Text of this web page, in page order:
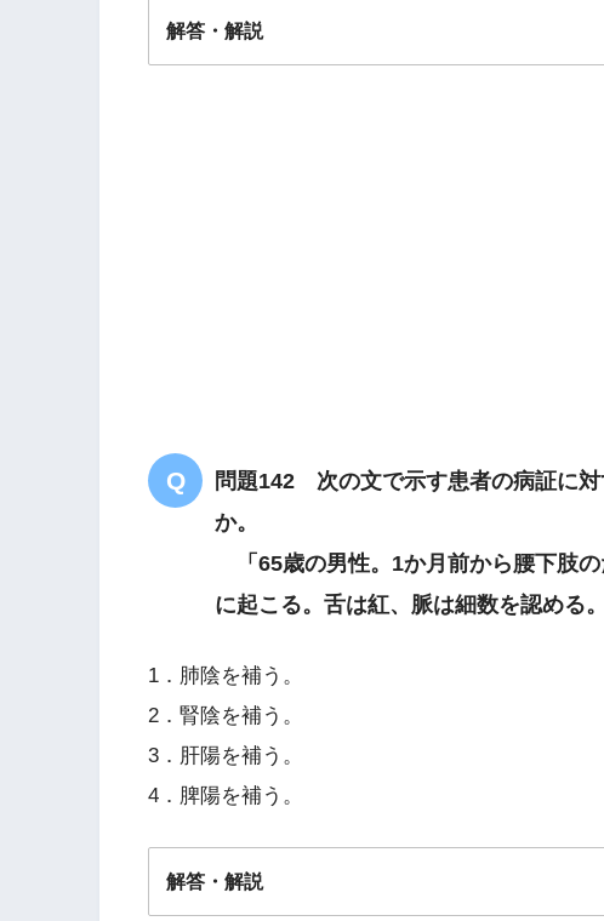
解答・解説
淡
弱
問題142 次の文で示す患者の病証に
か。
「65歳の男性。1か月前から腰下肢
に起こる。舌は紅、脈は細数を認める。
1．肺陰を補う。
2．腎陰を補う。
3．肝陽を補う。
4．脾陽を補う。
解答・解説